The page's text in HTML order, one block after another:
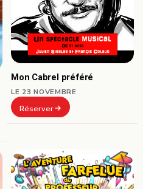
Mon Cabrel préféré
LE 23 NOVEMBRE
Réserver